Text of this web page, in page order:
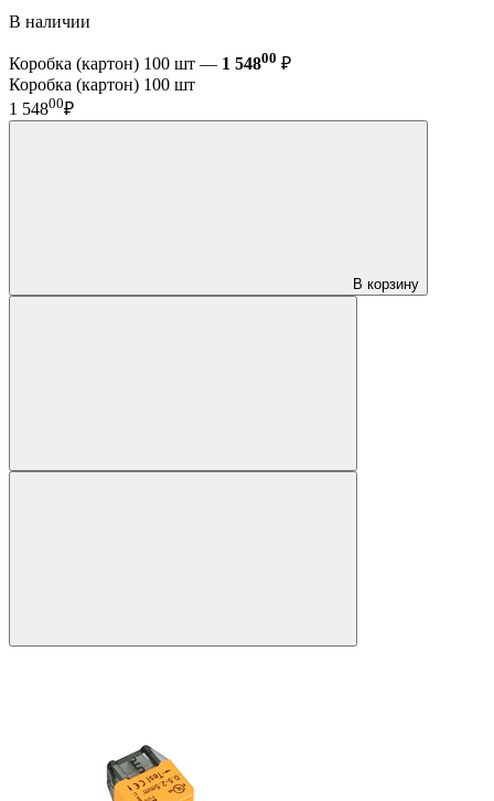
В наличии
Коробка (картон) 100 шт — 1 54800 ₽
Коробка (картон) 100 шт
1 54800₽
В корзину